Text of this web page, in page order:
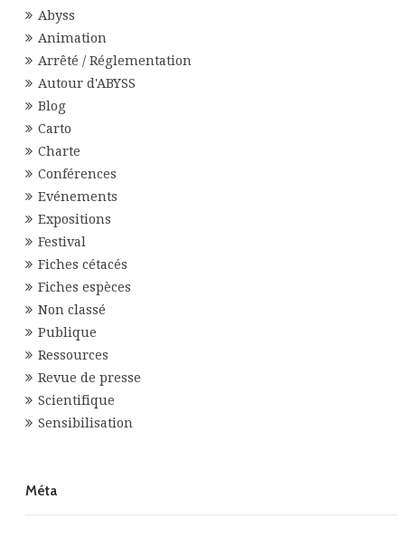
Abyss
Animation
Arrêté / Réglementation
Autour d'ABYSS
Blog
Carto
Charte
Conférences
Evénements
Expositions
Festival
Fiches cétacés
Fiches espèces
Non classé
Publique
Ressources
Revue de presse
Scientifique
Sensibilisation
Méta